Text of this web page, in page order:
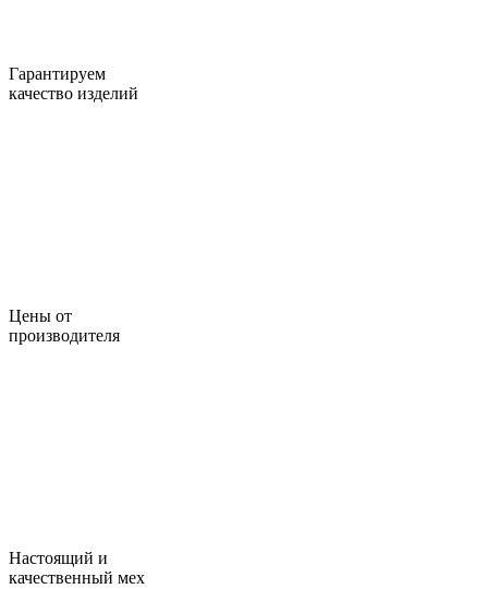
Гарантируем
качество изделий
Цены от
производителя
Настоящий и
качественный мех